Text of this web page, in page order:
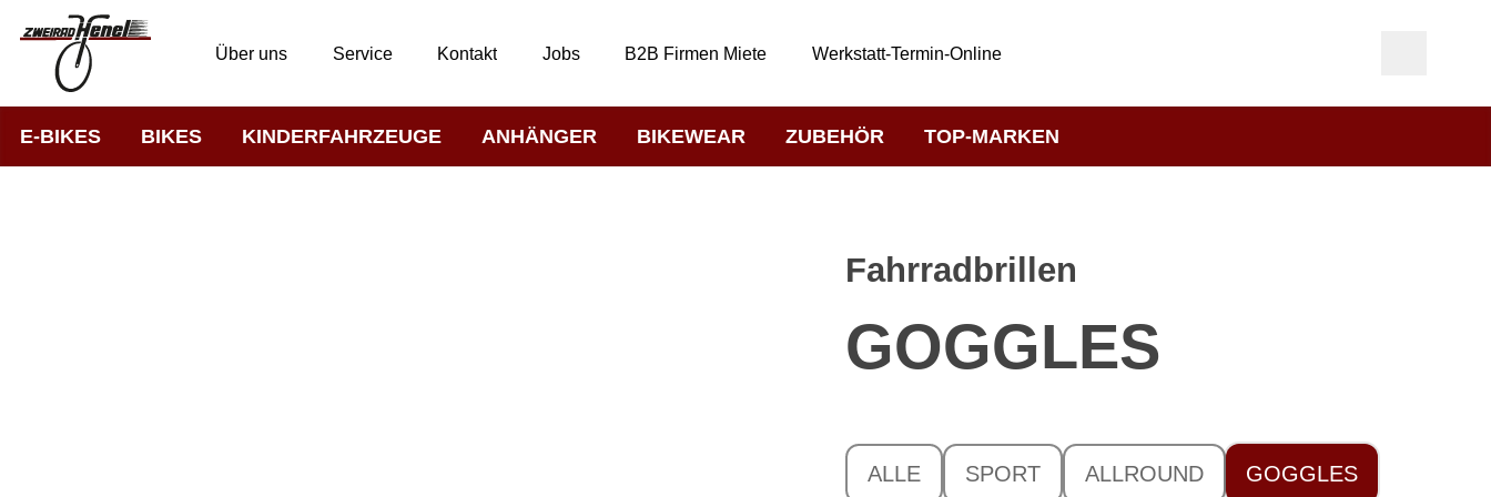
Über uns Service Kontakt Jobs B2B Firmen Miete Werkstatt-Termin-Online
E-BIKES BIKES KINDERFAHRZEUGE ANHÄNGER BIKEWEAR ZUBEHÖR TOP-MARKEN
Fahrradbrillen
GOGGLES
ALLE SPORT ALLROUND GOGGLES